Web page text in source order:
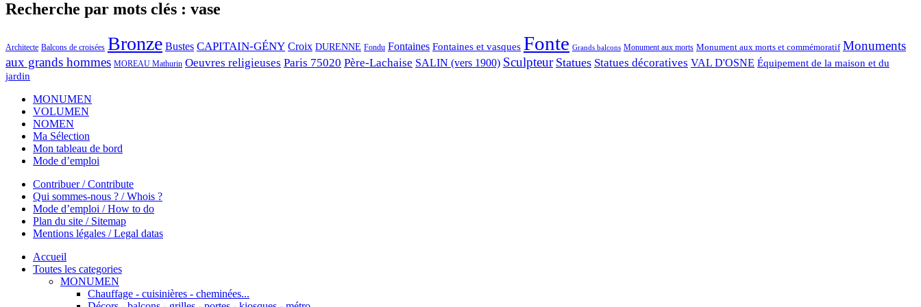
Recherche par mots clés : vase
Architecte Balcons de croisées Bronze Bustes CAPITAIN-GÉNY Croix DURENNE Fondu Fontaines Fontaines et vasques Fonte Grands balcons Monument aux morts Monument aux morts et commémoratif Monuments
aux grands hommes MOREAU Mathurin Oeuvres religieuses Paris 75020 Père-Lachaise SALIN (vers 1900) Sculpteur Statues Statues décoratives VAL D'OSNE Équipement de la maison et du
jardin
MONUMEN
VOLUMEN
NOMEN
Ma Sélection
Mon tableau de bord
Mode d’emploi
Contribuer / Contribute
Qui sommes-nous ? / Whois ?
Mode d’emploi / How to do
Plan du site / Sitemap
Mentions légales / Legal datas
Accueil
Toutes les categories
MONUMEN
Chauffage - cuisinières - cheminées...